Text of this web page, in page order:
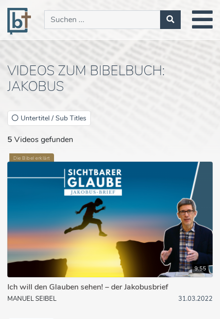
VIDEOS ZUM BIBELBUCH:
JAKOBUS
Untertitel / Sub Titles
5 Videos gefunden
Die Bibel erklärt
9:55
Ich will den Glauben sehen! – der Jakobusbrief
MANUEL SEIBEL 31.03.2022